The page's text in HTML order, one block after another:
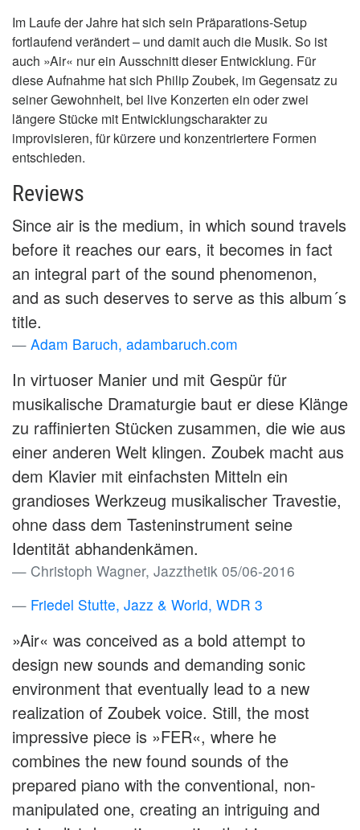
Im Laufe der Jahre hat sich sein Präparations-Setup
fortlaufend verändert – und damit auch die Musik. So ist
auch »Air« nur ein Ausschnitt dieser Entwicklung. Für
diese Aufnahme hat sich Philip Zoubek, im Gegensatz zu
seiner Gewohnheit, bei live Konzerten ein oder zwei
längere Stücke mit Entwicklungscharakter zu
improvisieren, für kürzere und konzentriertere Formen
entschieden.
Reviews
Since air is the medium, in which sound travels
before it reaches our ears, it becomes in fact
an integral part of the sound phenomenon,
and as such deserves to serve as this album´s
title.
Adam Baruch, adambaruch.com
In virtuoser Manier und mit Gespür für
musikalische Dramaturgie baut er diese Klänge
zu raffinierten Stücken zusammen, die wie aus
einer anderen Welt klingen. Zoubek macht aus
dem Klavier mit einfachsten Mitteln ein
grandioses Werkzeug musikalischer Travestie,
ohne dass dem Tasteninstrument seine
Identität abhandenkämen.
Christoph Wagner, Jazzthetik 05/06-2016
Friedel Stutte, Jazz & World, WDR 3
»Air« was conceived as a bold attempt to
design new sounds and demanding sonic
environment that eventually lead to a new
realization of Zoubek voice. Still, the most
impressive piece is »FER«, where he
combines the new found sounds of the
prepared piano with the conventional, non-
manipulated one, creating an intriguing and